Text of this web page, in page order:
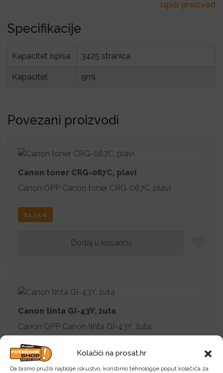
Kolačići na prosat.hr
Da bismo pružili najbolje iskustvo, koristimo tehnologije poput kolačića za
Ispiši proizvod
Specifikacije
Kapacitet ispisa 3425 stranica
Kapacitet 9ml
Povezani proizvodi
Canon toner CRG-067C, plavi
Canon OPP Canon toner CRG-067C, plavi
84,15 €
Dodaj u košaricu
Canon tinta GI-43Y, žuta
Canon OPP Canon tinta GI-43Y, žuta
13,56 €